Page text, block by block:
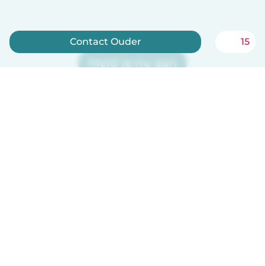
Meld je nu aan
Contact Ouder 15